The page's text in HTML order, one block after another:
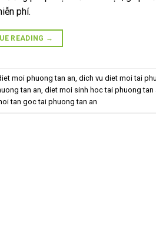
phí.
READING →
moi phuong tan an, dich vu diet moi tai
tan an, diet moi sinh hoc tai phuong tan
tan goc tai phuong tan an